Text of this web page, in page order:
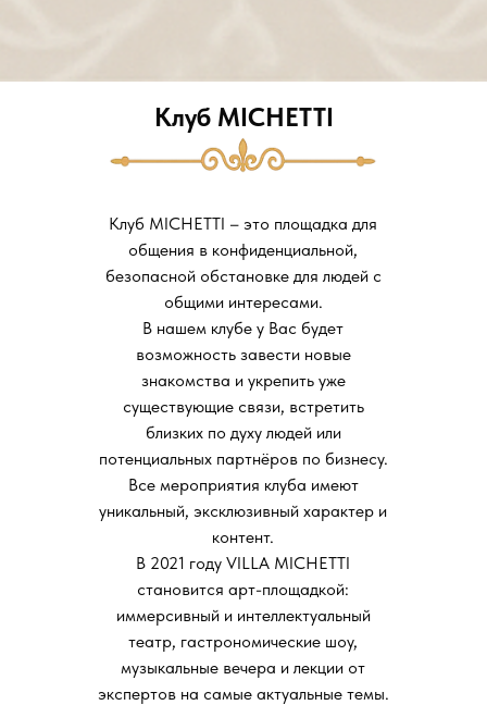
Клуб MICHETTI
Клуб MICHETTI – это площадка для
общения в конфиденциальной,
безопасной обстановке для людей с
общими интересами.
В нашем клубе у Вас будет
возможность завести новые
знакомства и укрепить уже
существующие связи, встретить
близких по духу людей или
потенциальных партнёров по бизнесу.
Все мероприятия клуба имеют
уникальный, эксклюзивный характер и
контент.
В 2021 году VILLA MICHETTI
становится арт-площадкой:
иммерсивный и интеллектуальный
театр, гастрономические шоу,
музыкальные вечера и лекции от
экспертов на самые актуальные темы.